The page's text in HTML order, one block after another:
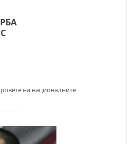
на националните